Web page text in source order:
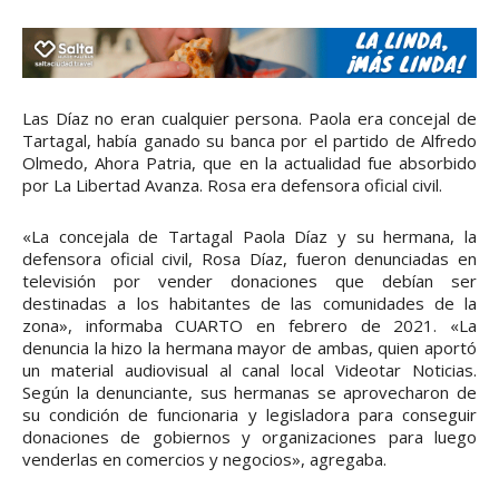
Las Díaz no eran cualquier persona. Paola era concejal de
Tartagal, había ganado su banca por el partido de Alfredo
Olmedo, Ahora Patria, que en la actualidad fue absorbido
por La Libertad Avanza. Rosa era defensora oficial civil.
«La concejala de Tartagal Paola Díaz y su hermana, la
defensora oficial civil, Rosa Díaz, fueron denunciadas en
televisión por vender donaciones que debían ser
destinadas a los habitantes de las comunidades de la
zona», informaba CUARTO en febrero de 2021. «La
denuncia la hizo la hermana mayor de ambas, quien aportó
un material audiovisual al canal local Videotar Noticias.
Según la denunciante, sus hermanas se aprovecharon de
su condición de funcionaria y legisladora para conseguir
donaciones de gobiernos y organizaciones para luego
venderlas en comercios y negocios», agregaba.